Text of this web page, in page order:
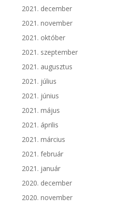
2021. december
2021. november
2021. október
2021. szeptember
2021. augusztus
2021. július
2021. június
2021. május
2021. április
2021. március
2021. február
2021. január
2020. december
2020. november